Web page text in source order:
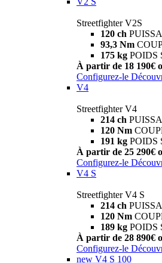
Streetfighter V2S
120 ch
93,3 Nm
175 kg POIDS
À partir de 18 190€
Configurez-le
V4
Streetfighter V4
214 ch
120 Nm
191 kg POIDS
À partir de 25 290€
Configurez-le
V4 S
Streetfighter V4 S
214 ch
120 Nm
189 kg POIDS
À partir de 28 890€
Configurez-le
new V4 S 100